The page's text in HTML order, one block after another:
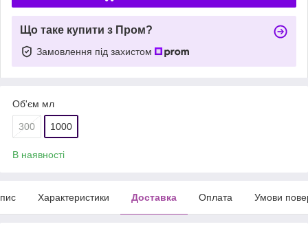
Що таке купити з Пром?
Замовлення під захистом
Об'єм мл
300 1000
В наявності
Характеристики Доставка Оплата Умови